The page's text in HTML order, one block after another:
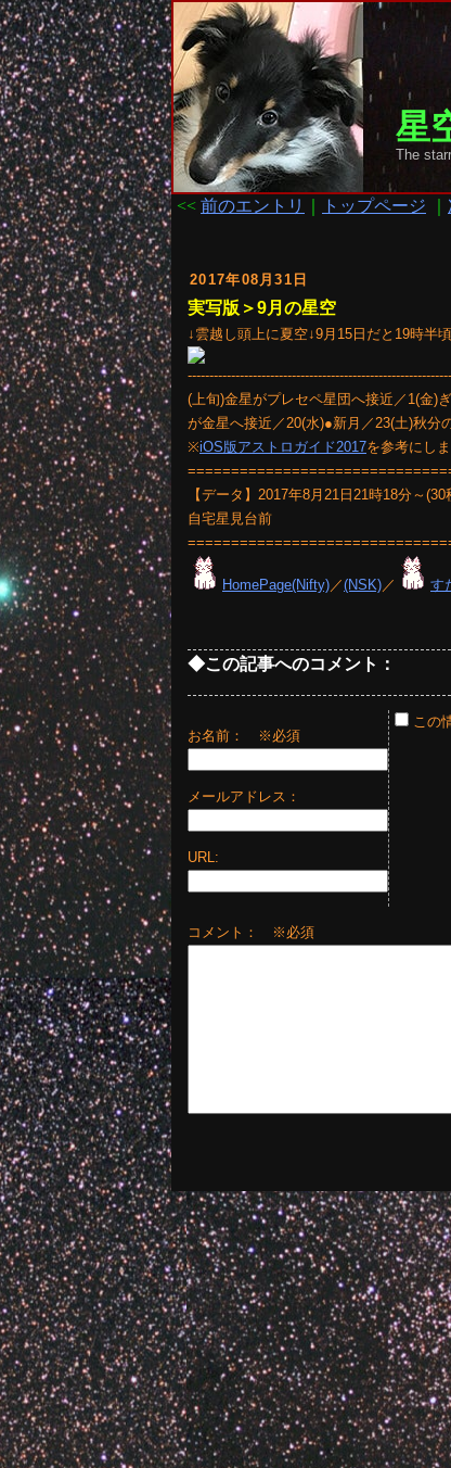
星
The
<< 前のエントリ トップページ
2017年08月31日
実写版＞9月の星空
↓雲越し頭上に夏空↓9月15日だと19時半
(上旬)金星がプレセペ星団へ接近／1(金)
が金星へ接近／20(水)●新月／23(土)秋分
※iOS版アストロガイド2017を参考にし
【データ】2017年8月21日21時18分～
自宅星見台前
HomePage(Nifty)／(NSK)／ す
◆この記事へのコメント：
お名前： ※必須
メールアドレス：
URL:
この
コメント： ※必須